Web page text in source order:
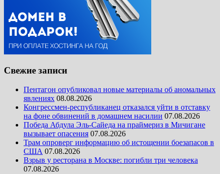
Свежие записи
Пентагон опубликовал новые материалы об аномальных
явлениях 08.08.2026
Конгрессмен-республиканец отказался уйти в отставку
на фоне обвинений в домашнем насилии 07.08.2026
Победа Абдула Эль-Сайеда на праймериз в Мичигане
вызывает опасения 07.08.2026
Трам опроверг информацию об истощении боезапасов в
США 07.08.2026
Взрыв у ресторана в Москве: погибли три человека
07.08.2026